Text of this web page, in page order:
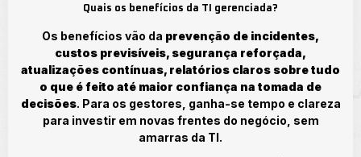
Quais os benefícios da TI gerenciada?
Os benefícios vão da prevenção de incidentes,
custos previsíveis, segurança reforçada,
atualizações contínuas, relatórios claros sobre tudo
o que é feito até maior confiança na tomada de
decisões. Para os gestores, ganha-se tempo e clareza
para investir em novas frentes do negócio, sem
amarras da TI.